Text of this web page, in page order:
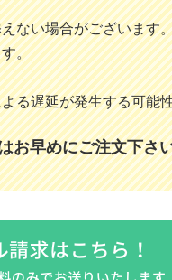
ない場合がございます
。
る遅延が発生する可能
お早めにご注文下さ